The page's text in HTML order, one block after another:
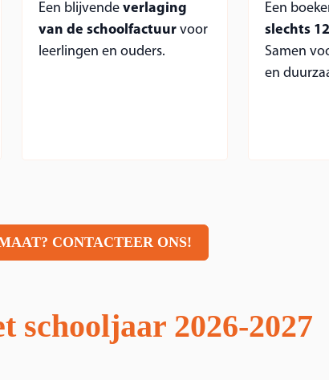
Een blijvendeverlaging
van de schoolfactuur voor
leerlingen en ouders.
Een
slechts
Samen
en
CONTACTEER ONS!
schooljaar 2026-2027